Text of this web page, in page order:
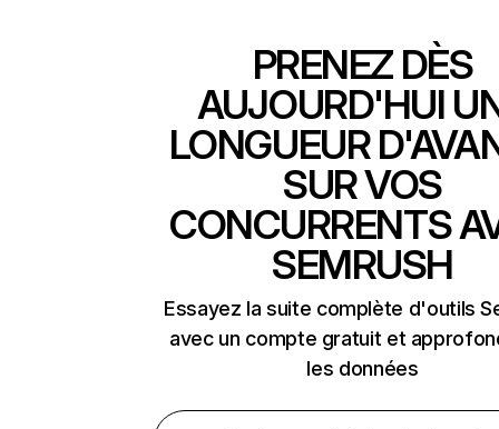
PRENEZ DÈS
AUJOURD'HUI
LONGUEUR
SUR VOS
CONCURRENTS
SEMRUSH
Essayez la suite complète d'outils
avec un compte gratuit et
les données